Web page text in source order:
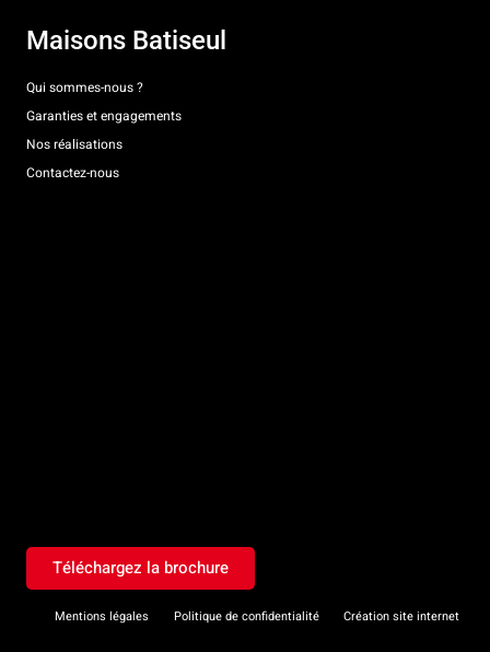
Maisons Batiseul
Qui sommes-nous ?
Garanties et engagements
Nos réalisations
Contactez-nous
Téléchargez la brochure
Mentions légales Politique de confidentialité Création site internet